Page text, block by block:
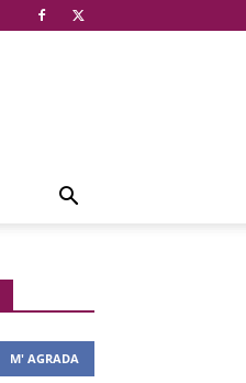
M' AGRADA